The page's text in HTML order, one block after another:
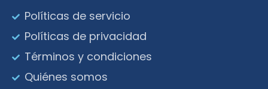
Políticas de servicio
Políticas de privacidad
Términos y condiciones
Quiénes somos